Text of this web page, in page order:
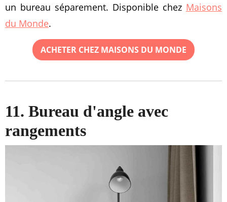
un bureau séparement. Disponible chez Maisons
du Monde.
ACHETER CHEZ MAISONS DU MONDE
11. Bureau d'angle avec
rangements